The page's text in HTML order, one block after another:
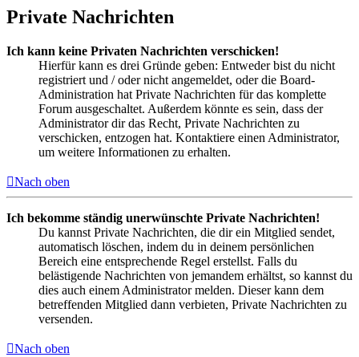
Private Nachrichten
Ich kann keine Privaten Nachrichten verschicken!
Hierfür kann es drei Gründe geben: Entweder bist du nicht
registriert und / oder nicht angemeldet, oder die Board-
Administration hat Private Nachrichten für das komplette
Forum ausgeschaltet. Außerdem könnte es sein, dass der
Administrator dir das Recht, Private Nachrichten zu
verschicken, entzogen hat. Kontaktiere einen Administrator,
um weitere Informationen zu erhalten.
Nach oben
Ich bekomme ständig unerwünschte Private Nachrichten!
Du kannst Private Nachrichten, die dir ein Mitglied sendet,
automatisch löschen, indem du in deinem persönlichen
Bereich eine entsprechende Regel erstellst. Falls du
belästigende Nachrichten von jemandem erhältst, so kannst du
dies auch einem Administrator melden. Dieser kann dem
betreffenden Mitglied dann verbieten, Private Nachrichten zu
versenden.
Nach oben